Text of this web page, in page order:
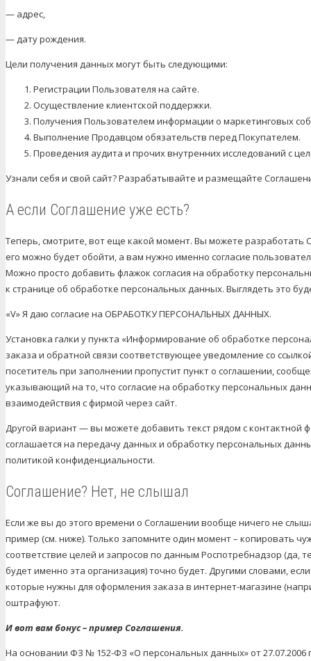
— адрес,
— дату рождения.
Цели получения данных могут быть следующими:
Регистрации Пользователя на сайте.
Осуществление клиентской поддержки.
Получения Пользователем информации о маркетинговых
Выполнение Продавцом обязательств перед Покупателем.
Проведения аудита и прочих внутренних исследований с
Узнали себя и свой сайт? Разрабатывайте и размещайте
А если Соглашение уже есть?
Теперь, смотрите, вот еще какой момент. Вы можете разработать
его можно будет обойти, а вам нужно именно согласие
Можно просто добавить флажок согласия на обработку
к странице об обработке персональных данных. Выглядеть это
«V» Я даю согласие на ОБРАБОТКУ ПЕРСОНАЛЬНЫХ ДАННЫХ.
Установка галки у пункта «Информирование об обработке
заказа и обратной связи соответствующее уведомление со
посетитель при заполнении пропустит пункт о соглашении,
указывающий на то, что согласие на обработку персональных
взаимодействия с фирмой через сайт.
Другой вариант — вы можете добавить текст рядом с контактной
соглашается на передачу данных и обработку персональных
политикой конфиденциальности.
Соглашение? Нет, не слышал
Если же вы до этого времени о Соглашении вообще ничего не
пример (см. ниже). Только запомните один момент – копировать
соответствие целей и запросов по данным Роспотребнадзор
будет именно эта организация) точно будет. Другими словами,
которые нужны для оформления заказа в интернет-магазине
оштрафуют.
И вот вам бонус – пример Соглашения.
На основании ФЗ № 152-ФЗ «О персональных данных» от